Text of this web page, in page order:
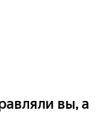
вы, а